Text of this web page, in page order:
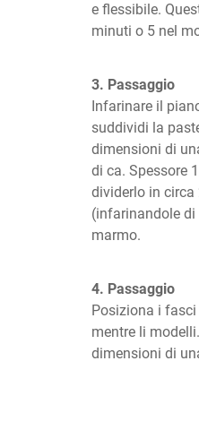
e flessibile.
minuti o 5 nel
3. Passaggio
Infarinare il
suddividi la
dimensioni di
di ca. Spessore
dividerlo in circa
(infarinandole
marmo.
4. Passaggio
Posiziona i
mentre li
dimensioni di